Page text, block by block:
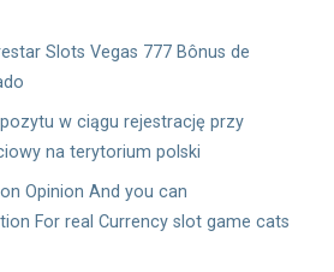
Slots Vegas 777 Bônus de
w ciągu rejestrację przy
na terytorium polski
Opinion And you can
For real Currency slot game cats